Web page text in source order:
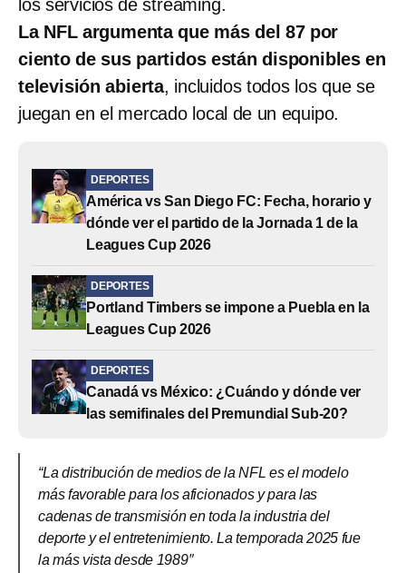
los servicios de streaming.
La NFL argumenta que más del 87 por
ciento de sus partidos están disponibles en
televisión abierta, incluidos todos los que se
juegan en el mercado local de un equipo.
DEPORTES
América vs San Diego FC: Fecha, horario y
dónde ver el partido de la Jornada 1 de la
Leagues Cup 2026
DEPORTES
Portland Timbers se impone a Puebla en la
Leagues Cup 2026
DEPORTES
Canadá vs México: ¿Cuándo y dónde ver
las semifinales del Premundial Sub-20?
“La distribución de medios de la NFL es el modelo
más favorable para los aficionados y para las
cadenas de transmisión en toda la industria del
deporte y el entretenimiento. La temporada 2025 fue
la más vista desde 1989″